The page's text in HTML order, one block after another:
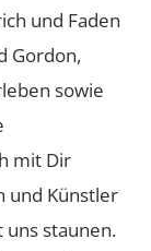
und Faden
Gordon,
sowie
mit Dir
und Künstler
staunen.